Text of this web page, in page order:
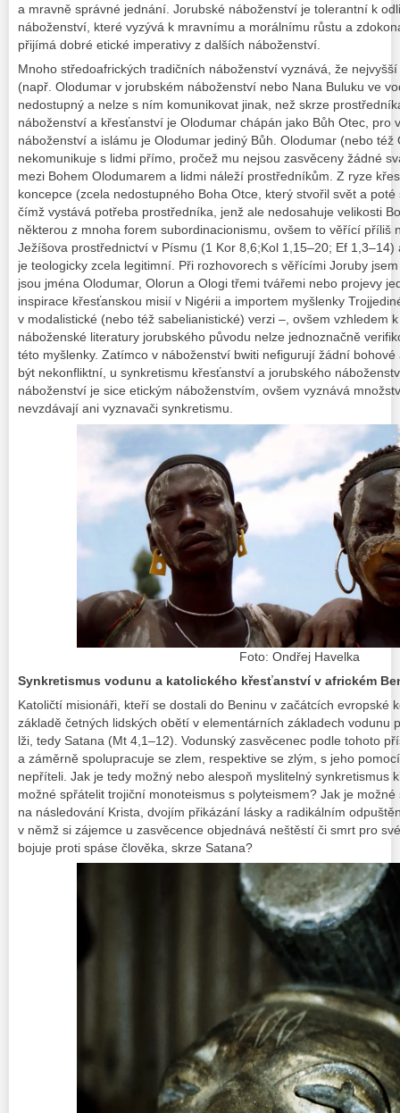
a mravně správné jednání. Jorubské náboženství je tolerantní k
náboženství, které vyzývá k mravnímu a morálnímu růstu a
přijímá dobré etické imperativy z dalších náboženství.
Mnoho středoafrických tradičních náboženství vyznává, že
(např. Olodumar v jorubském náboženství nebo Nana Buluku ve
nedostupný a nelze s ním komunikovat jinak, než skrze
náboženství a křesťanství je Olodumar chápán jako Bůh Otec, pro
náboženství a islámu je Olodumar jediný Bůh. Olodumar (nebo též
nekomunikuje s lidmi přímo, pročež mu nejsou zasvěceny žádné
mezi Bohem Olodumarem a lidmi náleží prostředníkům. Z ryze
koncepce (zcela nedostupného Boha Otce, který stvořil svět a
čímž vystává potřeba prostředníka, jenž ale nedosahuje velikosti
některou z mnoha forem subordinacionismu, ovšem to věřící příliš
Ježíšova prostřednictví v Písmu (1 Kor 8,6;Kol 1,15–20; Ef
je teologicky zcela legitimní. Při rozhovorech s věřícími Joruby
jsou jména Olodumar, Olorun a Ologi třemi tvářemi nebo projevy
inspirace křesťanskou misií v Nigérii a importem myšlenky
v modalistické (nebo též sabelianistické) verzi –, ovšem vzhledem
náboženské literatury jorubského původu nelze jednoznačně
této myšlenky. Zatímco v náboženství bwiti nefigurují žádní
být nekonfliktní, u synkretismu křesťanství a jorubského
náboženství je sice etickým náboženstvím, ovšem vyznává
nevzdávají ani vyznavači synkretismu.
Foto: Ondřej Havelka
Synkretismus vodunu a katolického křesťanství v africkém
Katoličtí misionáři, kteří se dostali do Beninu v začátcích evropské
základě četných lidských obětí v elementárních základech vodunu
lži, tedy Satana (Mt 4,1–12). Vodunský zasvěcenec podle tohoto
a záměrně spolupracuje se zlem, respektive se zlým, s jeho
nepříteli. Jak je tedy možný nebo alespoň myslitelný synkretismus
možné spřátelit trojiční monoteismus s polyteismem? Jak je
na následování Krista, dvojím přikázání lásky a radikálním
v němž si zájemce u zasvěcence objednává neštěstí či smrt pro
bojuje proti spáse člověka, skrze Satana?